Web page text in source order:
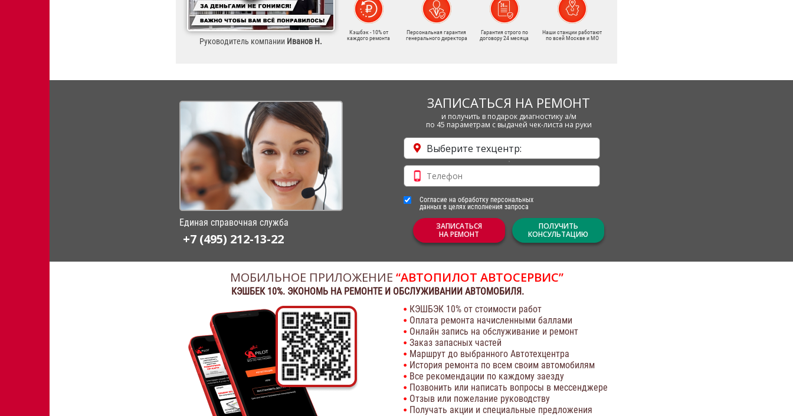
Руководитель компании Иванов Н.
Кэшбэк - 10% от
каждого ремонта
Персональная гарантия
генерального директора
Гарантия строго по
договору 24 месяца
Наши станции работают
по всей Москве и МО
Единая справочная служба
+7 (495) 212-13-22
ЗАПИСАТЬСЯ НА РЕМОНТ
и получить в подарок диагностику а/м
по 45 параметрам с выдачей чек-листа на руки
Выберите техцентр:
Согласие на обработку персональных
данных в целях исполнения запроса
ЗАПИСАТЬСЯ
НА РЕМОНТ
ПОЛУЧИТЬ
КОНСУЛЬТАЦИЮ
МОБИЛЬНОЕ ПРИЛОЖЕНИЕ “АВТОПИЛОТ АВТОСЕРВИС”
КЭШБЕК 10%. ЭКОНОМЬ НА РЕМОНТЕ И ОБСЛУЖИВАНИИ АВТОМОБИЛЯ.
КЭШБЭК 10% от стоимости работ
Оплата ремонта начисленными баллами
Онлайн запись на обслуживание и ремонт
Заказ запасных частей
Маршрут до выбранного Автотехцентра
История ремонта по всем своим автомобилям
Все рекомендации по каждому заезду
Позвонить или написать вопросы в мессенджере
Отзыв или пожелание руководству
Получать акции и специальные предложения